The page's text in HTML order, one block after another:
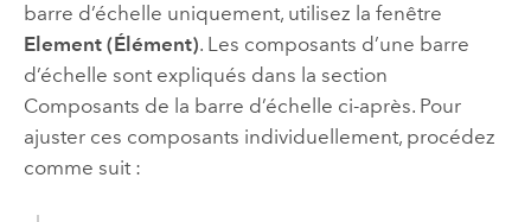
barre d’échelle uniquement, utilisez la fenêtre
Element (Élément). Les composants d’une barre
d’échelle sont expliqués dans la section
Composants de la barre d’échelle ci-après. Pour
ajuster ces composants individuellement, procédez
comme suit :